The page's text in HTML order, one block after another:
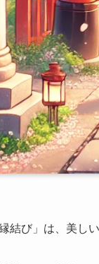
結び」は、美し